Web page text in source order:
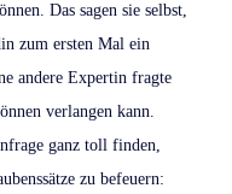
Das sagen sie selbst,
zum ersten Mal ein
andere Expertin fragte
verlangen kann.
ganz toll finden,
zu befeuern: